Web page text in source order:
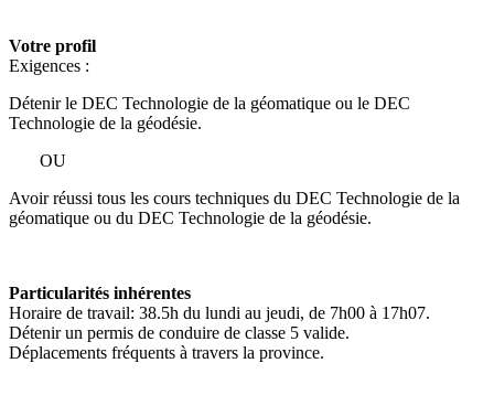
Votre profil
Exigences :
Détenir le DEC Technologie de la géomatique ou le DEC
Technologie de la géodésie.
OU
Avoir réussi tous les cours techniques du DEC Technologie de la
géomatique ou du DEC Technologie de la géodésie.
Particularités inhérentes
Horaire de travail: 38.5h du lundi au jeudi, de 7h00 à 17h07.
Détenir un permis de conduire de classe 5 valide.
Déplacements fréquents à travers la province.